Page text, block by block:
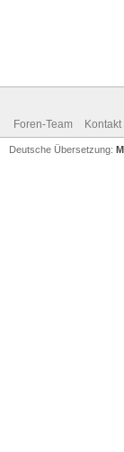
Foren-Team Kontakt
Deutsche Übersetzung: